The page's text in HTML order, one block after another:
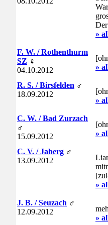
»
F. W. / Rothenthurm
SZ ♀
04.10.2012
»
R. S. / Birsfelden ♂
18.09.2012
»
C. W. / Bad Zurzach
♂
15.09.2012
»
C. V. / Jaberg ♂
13.09.2012
»
J. B. / Seuzach ♂
12.09.2012
»